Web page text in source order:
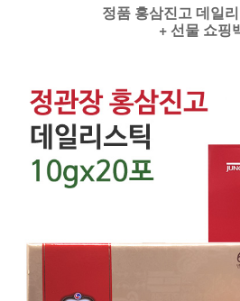
정품 홍삼진고 데일
+ 선물 쇼핑